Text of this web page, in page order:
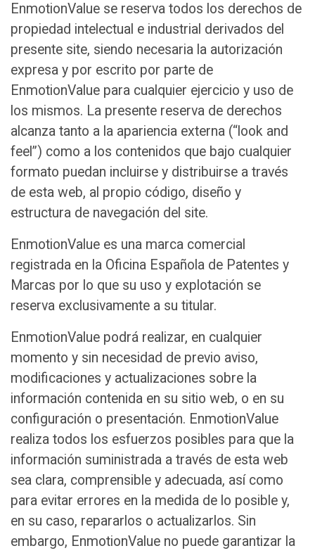
EnmotionValue se reserva todos los derechos de
propiedad intelectual e industrial derivados del
presente site, siendo necesaria la autorización
expresa y por escrito por parte de
EnmotionValue para cualquier ejercicio y uso de
los mismos. La presente reserva de derechos
alcanza tanto a la apariencia externa (“look and
feel”) como a los contenidos que bajo cualquier
formato puedan incluirse y distribuirse a través
de esta web, al propio código, diseño y
estructura de navegación del site.
EnmotionValue es una marca comercial
registrada en la Oficina Española de Patentes y
Marcas por lo que su uso y explotación se
reserva exclusivamente a su titular.
EnmotionValue podrá realizar, en cualquier
momento y sin necesidad de previo aviso,
modificaciones y actualizaciones sobre la
información contenida en su sitio web, o en su
configuración o presentación. EnmotionValue
realiza todos los esfuerzos posibles para que la
información suministrada a través de esta web
sea clara, comprensible y adecuada, así como
para evitar errores en la medida de lo posible y,
en su caso, repararlos o actualizarlos. Sin
embargo, EnmotionValue no puede garantizar la